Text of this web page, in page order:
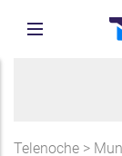
Telenoche >